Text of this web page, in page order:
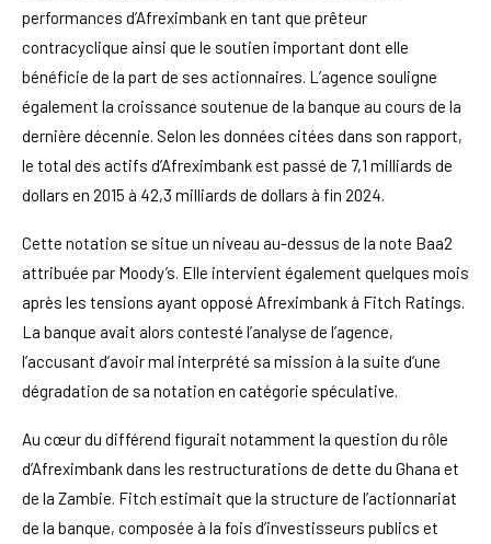
performances d’Afreximbank en tant que prêteur
contracyclique ainsi que le soutien important dont elle
bénéficie de la part de ses actionnaires. L’agence souligne
également la croissance soutenue de la banque au cours de la
dernière décennie. Selon les données citées dans son rapport,
le total des actifs d’Afreximbank est passé de 7,1 milliards de
dollars en 2015 à 42,3 milliards de dollars à fin 2024.
Cette notation se situe un niveau au-dessus de la note Baa2
attribuée par Moody’s. Elle intervient également quelques mois
après les tensions ayant opposé Afreximbank à Fitch Ratings.
La banque avait alors contesté l’analyse de l’agence,
l’accusant d’avoir mal interprété sa mission à la suite d’une
dégradation de sa notation en catégorie spéculative.
Au cœur du différend figurait notamment la question du rôle
d’Afreximbank dans les restructurations de dette du Ghana et
de la Zambie. Fitch estimait que la structure de l’actionnariat
de la banque, composée à la fois d’investisseurs publics et